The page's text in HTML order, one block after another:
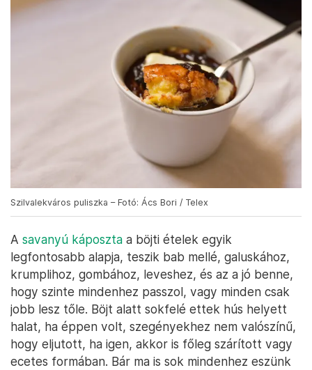
Szilvalekváros puliszka – Fotó: Ács Bori / Telex
A savanyú káposzta a böjti ételek egyik
legfontosabb alapja, teszik bab mellé, galuskához,
krumplihoz, gombához, leveshez, és az a jó benne,
hogy szinte mindenhez passzol, vagy minden csak
jobb lesz tőle. Böjt alatt sokfelé ettek hús helyett
halat, ha éppen volt, szegényekhez nem valószínű,
hogy eljutott, ha igen, akkor is főleg szárított vagy
ecetes formában. Bár ma is sok mindenhez eszünk